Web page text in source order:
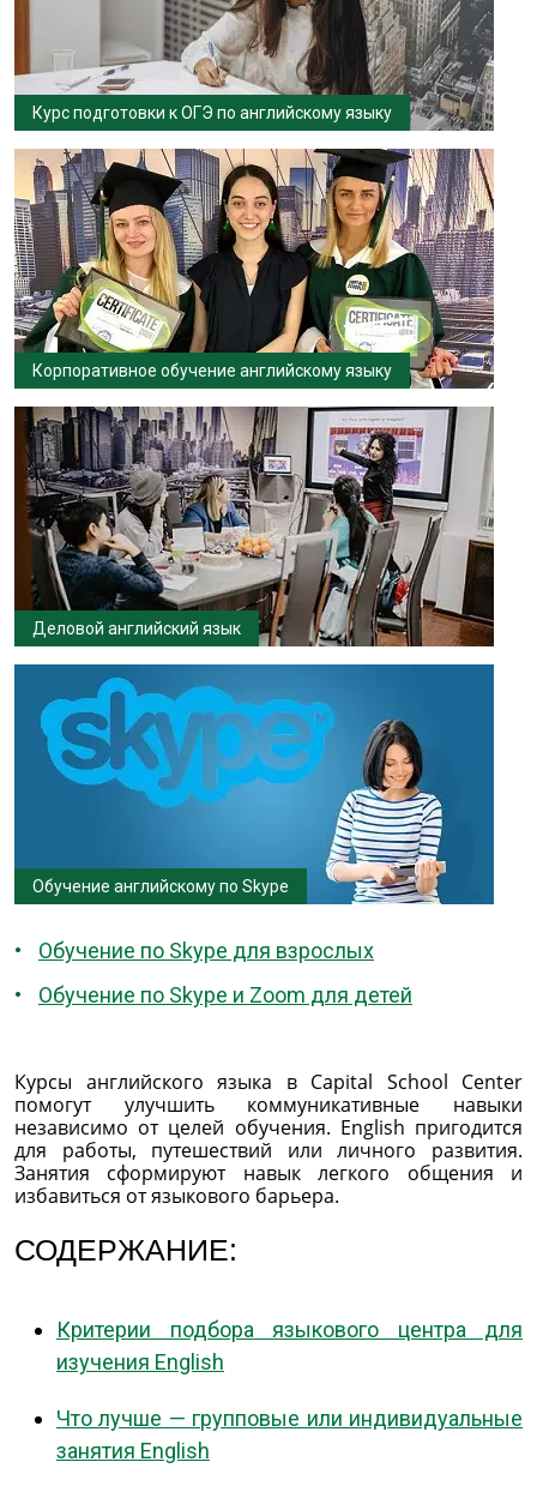
Курс подготовки к ОГЭ по английскому языку
Корпоративное обучение английскому языку
Деловой английский язык
Обучение английскому по Skype
Обучение по Skype для взрослых
Обучение по Skype и Zoom для детей
Курсы английского языка в Capital School Center
помогут улучшить коммуникативные навыки
независимо от целей обучения. English пригодится
для работы, путешествий или личного развития.
Занятия сформируют навык легкого общения и
избавиться от языкового барьера.
СОДЕРЖАНИЕ:
Критерии подбора языкового центра для
изучения English
Что лучше — групповые или индивидуальные
занятия English